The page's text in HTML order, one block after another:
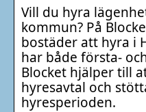
Vill du hyra
kommun? På
bostäder att hyra i
har både första-
Blocket hjälper till
hyresavtal och
hyresperioden.